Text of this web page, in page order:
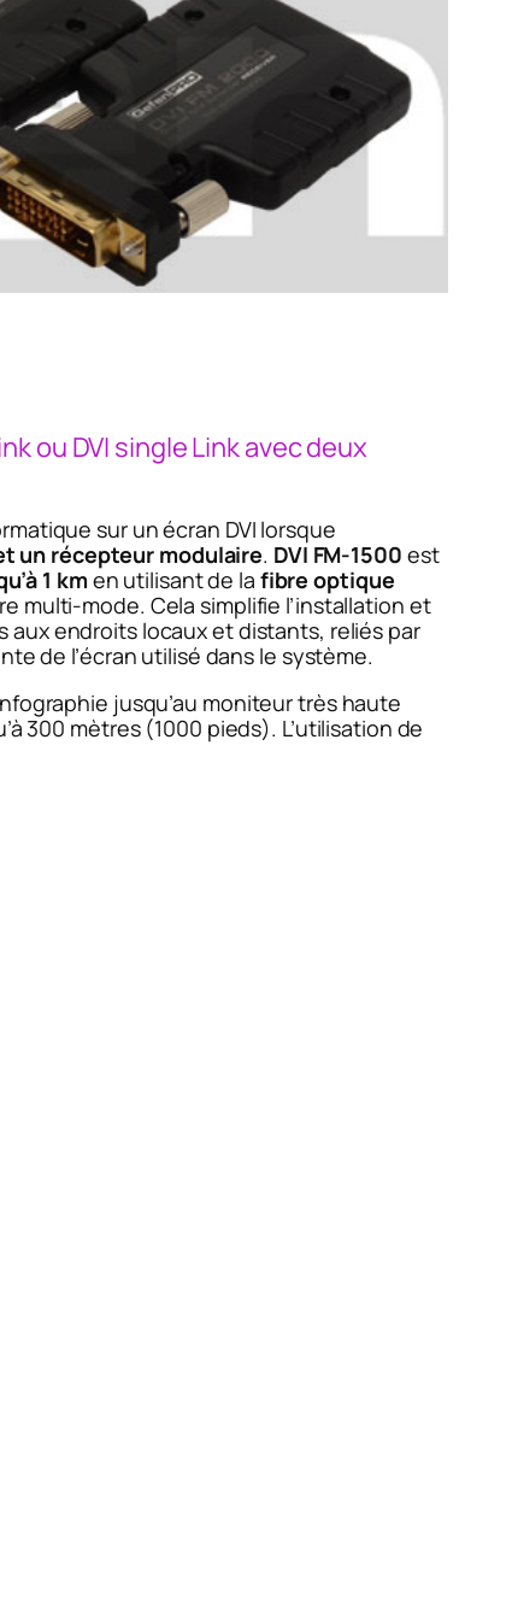
ou DVI single Link avec deux
sur un écran DVI lorsque
un récepteur modulaire. DVI FM-1500 est
1 kmen utilisant de la fibre optique
multi-mode. Cela simplifie l’installation et
endroits locaux et distants, reliés par
de l’écran utilisé dans le système.
jusqu’au moniteur très haute
300 mètres (1000 pieds). L’utilisation de